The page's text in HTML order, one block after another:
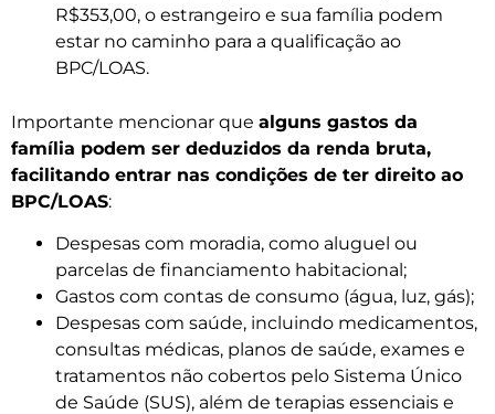
R$353,00, o estrangeiro e sua família podem
estar no caminho para a qualificação ao
BPC/LOAS.
Importante mencionar que alguns gastos da
família podem ser deduzidos da renda bruta,
facilitando entrar nas condições de ter direito ao
BPC/LOAS:
Despesas com moradia, como aluguel ou
parcelas de financiamento habitacional;
Gastos com contas de consumo (água, luz, gás);
Despesas com saúde, incluindo medicamentos,
consultas médicas, planos de saúde, exames e
tratamentos não cobertos pelo Sistema Único
de Saúde (SUS), além de terapias essenciais e